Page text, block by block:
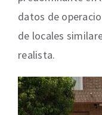
datos de
de locales
realista.